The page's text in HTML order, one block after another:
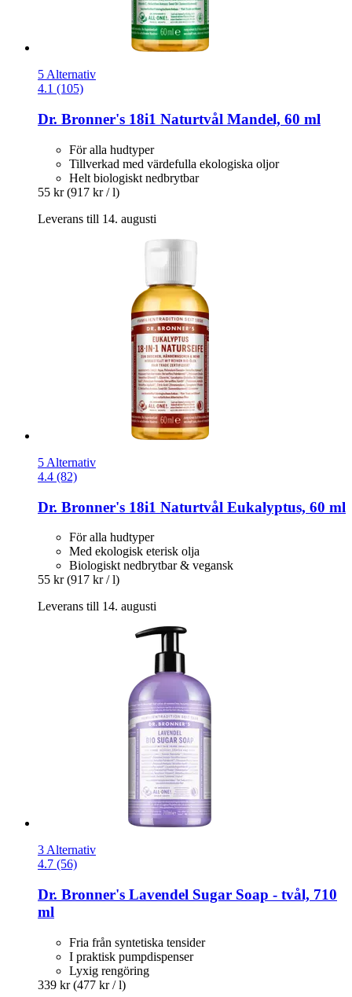
5 Alternativ
4.1 (105)
Dr. Bronner's 18i1 Naturtvål Mandel, 60 ml
För alla hudtyper
Tillverkad med värdefulla ekologiska oljor
Helt biologiskt nedbrytbar
55 kr (917 kr / l)
Leverans till 14. augusti
5 Alternativ
4.4 (82)
Dr. Bronner's 18i1 Naturtvål Eukalyptus, 60 ml
För alla hudtyper
Med ekologisk eterisk olja
Biologiskt nedbrytbar & vegansk
55 kr (917 kr / l)
Leverans till 14. augusti
3 Alternativ
4.7 (56)
Dr. Bronner's Lavendel Sugar Soap -​ tvål, 710
ml
Fria från syntetiska tensider
I praktisk pumpdispenser
Lyxig rengöring
339 kr (477 kr / l)